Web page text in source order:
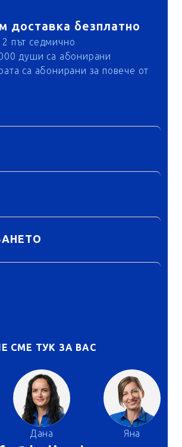
доставка безплатно
път седмично
души са абонирани
са абонирани за повече от
СМЕ ТУК ЗА ВАС
Дана Яна